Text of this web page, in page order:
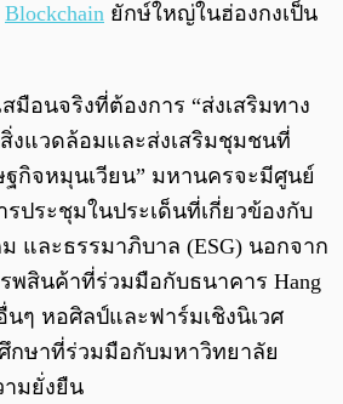
Blockchain ยักษ์ใหญ่ในฮ่องกงเป็น
สมือนจริงที่ต้องการ “ส่งเสริมทาง
งแวดล้อมและส่งเสริมชุมชนที่
ฐกิจหมุนเวียน” มหานครจะมีศูนย์
ประชุมในประเด็นที่เกี่ยวข้องกับ
และธรรมาภิบาล (ESG) นอกจาก
พสินค้าที่ร่วมมือกับธนาคาร Hang
นๆ หอศิลป์และฟาร์มเชิงนิเวศ
กษาที่ร่วมมือกับมหาวิทยาลัย
ามยั่งยืน